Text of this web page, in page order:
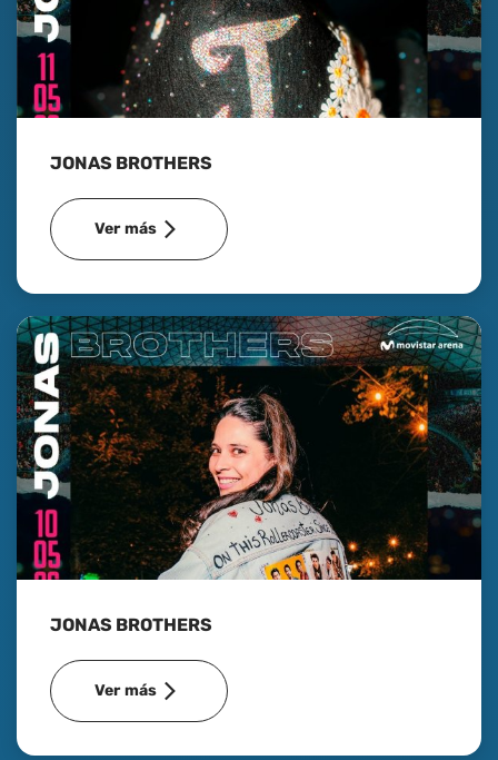
JONAS BROTHERS
Ver más
JONAS BROTHERS
Ver más